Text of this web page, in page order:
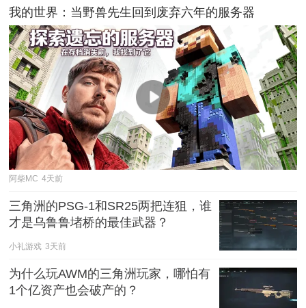
我的世界：当野兽先生回到废弃六年的服务器
阿柴MC 4天前
三角洲的PSG-1和SR25两把连狙，谁
才是乌鲁鲁堵桥的最佳武器？
小礼游戏 3天前
为什么玩AWM的三角洲玩家，哪怕有
1个亿资产也会破产的？